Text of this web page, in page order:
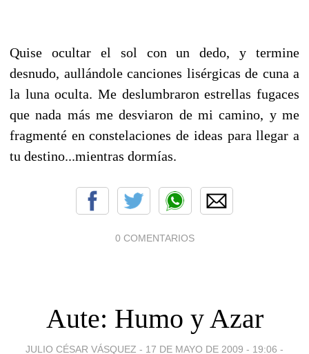
Quise ocultar el sol con un dedo, y termine
desnudo, aullándole canciones lisérgicas de cuna a
la luna oculta. Me deslumbraron estrellas fugaces
que nada más me desviaron de mi camino, y me
fragmenté en constelaciones de ideas para llegar a
tu destino...mientras dormías.
0 COMENTARIOS
Aute: Humo y Azar
JULIO CÉSAR VÁSQUEZ - 17 DE MAYO DE 2009 - 19:06 -